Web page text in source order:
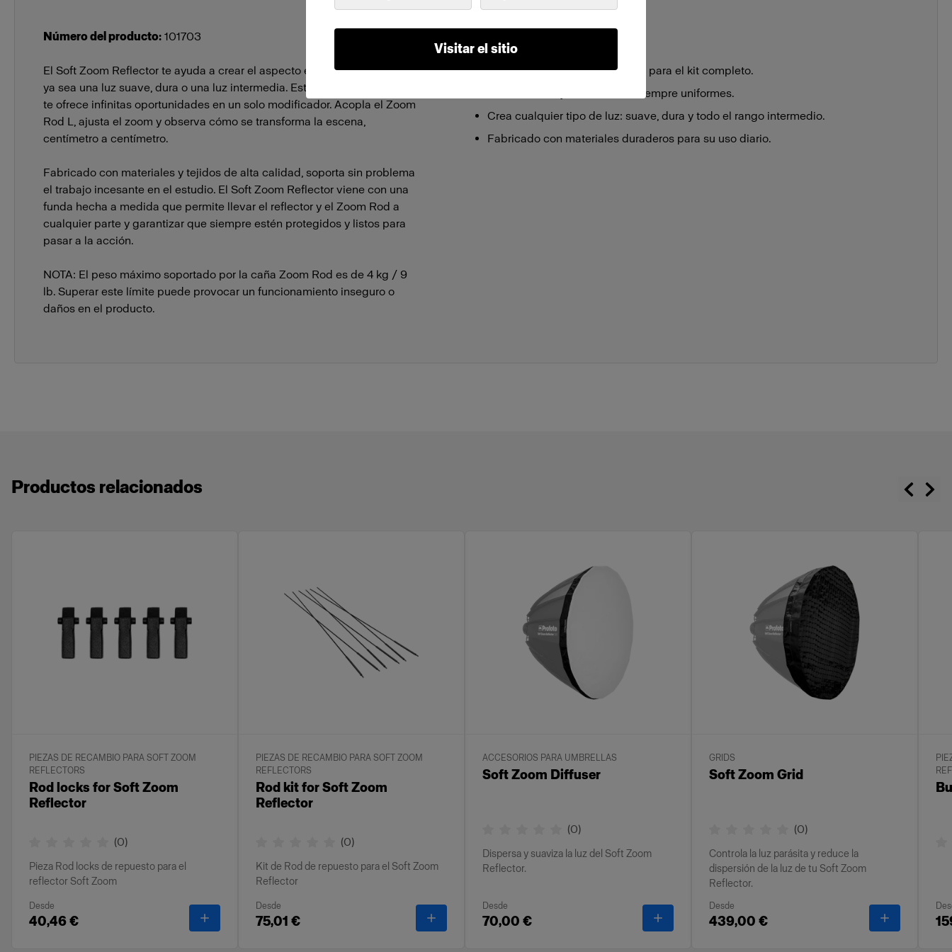
Visitar el sitio
Número del producto: 101703
El Soft Zoom Reflector te ayuda a crear el aspecto exacto que necesitas,
ya sea una luz suave, dura o una luz intermedia. Esta versátil herramienta
te ofrece infinitas oportunidades en un solo modificador. Acopla el Zoom
Rod L, ajusta el zoom y observa cómo se transforma la escena,
centímetro a centímetro.
Fabricado con materiales y tejidos de alta calidad, soporta sin problema
el trabajo incesante en el estudio. El Soft Zoom Reflector viene con una
funda hecha a medida que permite llevar el reflector y el Zoom Rod a
cualquier parte y garantizar que siempre estén protegidos y listos para
pasar a la acción.
NOTA: El peso máximo soportado por la caña Zoom Rod es de 4 kg / 9
lb. Superar este límite puede provocar un funcionamiento inseguro o
daños en el producto.
Funda portátil hecha a medida para el kit completo.
Fácil de manejar: resultados siempre uniformes.
Crea cualquier tipo de luz: suave, dura y todo el rango intermedio.
Fabricado con materiales duraderos para su uso diario.
Productos relacionados
PIEZAS DE RECAMBIO PARA SOFT ZOOM
REFLECTORS
Rod locks for Soft Zoom
Reflector
(0)
Pieza Rod locks de repuesto para el
reflector Soft Zoom
Desde
40,46 € Rod locks for Soft Zoom Reflector
PIEZAS DE RECAMBIO PARA SOFT ZOOM
REFLECTORS
Rod kit for Soft Zoom
Reflector
(0)
Kit de Rod de repuesto para el Soft Zoom
Reflector
Desde
75,01 € Rod kit for Soft Zoom Reflector
ACCESORIOS PARA UMBRELLAS
Soft Zoom Diffuser
(0)
Dispersa y suaviza la luz del Soft Zoom
Reflector.
Desde
70,00 € Soft Zoom Diffuser
GRIDS
Soft Zoom Grid
(0)
Controla la luz parásita y reduce la
dispersión de la luz de tu Soft Zoom
Reflector.
Desde
439,00 € Soft Zoom